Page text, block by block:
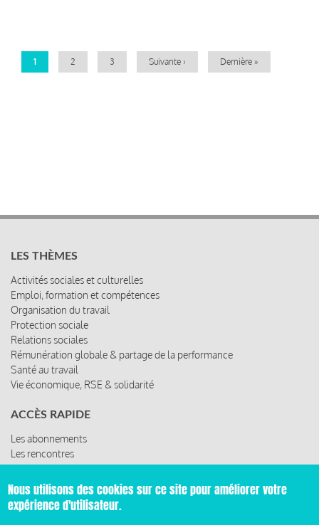
Page
1 Page
2 Page
3
Page
Suivante ›
Dernière
Dernière »
LES THÈMES
Activités sociales et culturelles
Emploi, formation et compétences
Organisation du travail
Protection sociale
Relations sociales
Rémunération globale & partage de la performance
Santé au travail
Vie économique, RSE & solidarité
ACCÈS RAPIDE
Les abonnements
Les rencontres
Les ressources
Nous utilisons des cookies sur ce site pour améliorer votre
expérience d'utilisateur.